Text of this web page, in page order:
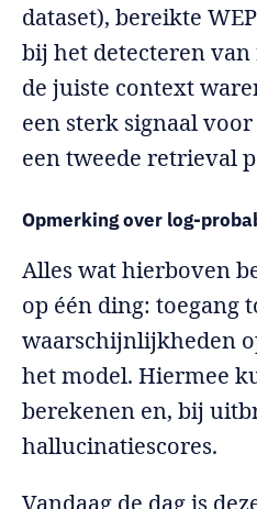
dataset), bereikte
bij het detecteren
de juiste context
een sterk signaal
een tweede retrieval
Opmerking over log-
Alles wat hierboven
op één ding: toegang
waarschijnlijkheden
het model. Hiermee
berekenen en, bij
hallucinatiescores.
Vandaag de dag is